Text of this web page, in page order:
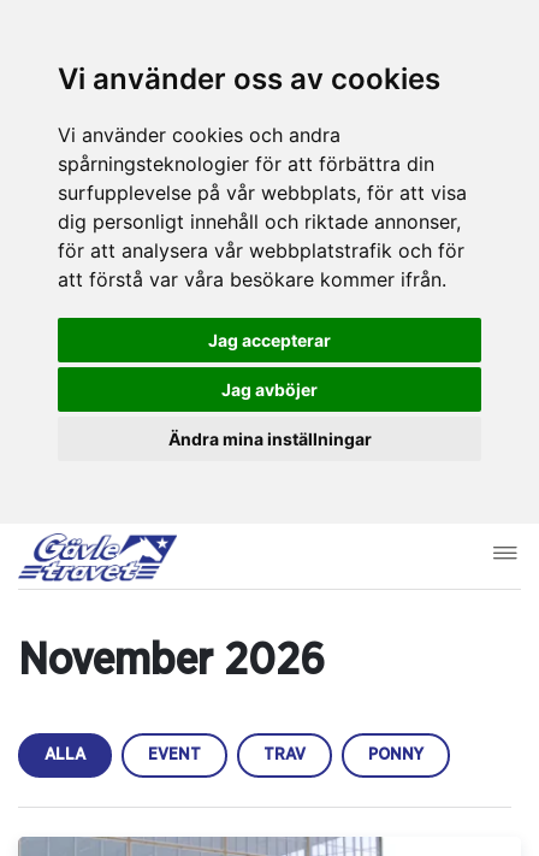
Vi använder oss av cookies
Vi använder cookies och andra
spårningsteknologier för att förbättra din
surfupplevelse på vår webbplats, för att visa
dig personligt innehåll och riktade annonser,
för att analysera vår webbplatstrafik och för
att förstå var våra besökare kommer ifrån.
Jag accepterar
Jag avböjer
Ändra mina inställningar
November 2026
ALLA EVENT TRAV PONNY